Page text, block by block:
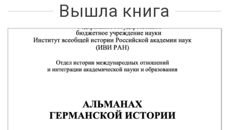
Вышла книга